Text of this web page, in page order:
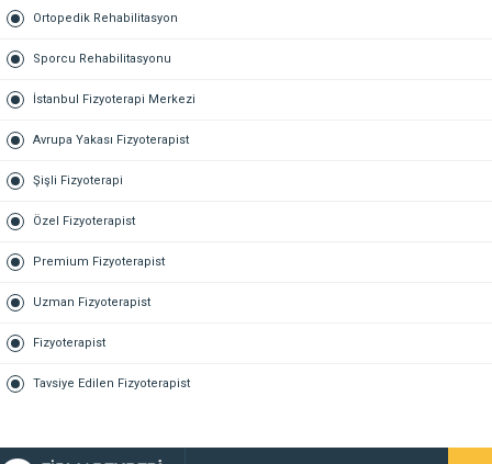
Ortopedik Rehabilitasyon
Sporcu Rehabilitasyonu
İstanbul Fizyoterapi Merkezi
Avrupa Yakası Fizyoterapist
Şişli Fizyoterapi
Özel Fizyoterapist
Premium Fizyoterapist
Uzman Fizyoterapist
Fizyoterapist
Tavsiye Edilen Fizyoterapist